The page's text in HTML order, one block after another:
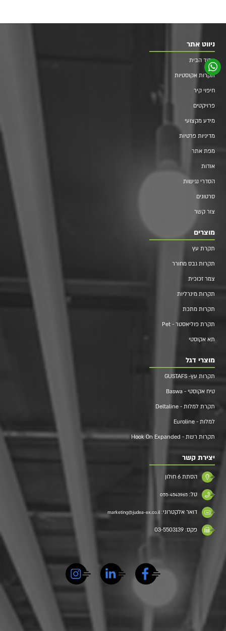
ניווט אתר
עמוד הבית
תקרות אקוסטיות
חיפוי קיר
פרויקטים
מידע מקצועי
מדיניות פרטיות
מפת אתר
אודות
הסדרי נגישות
סרטונים
צור קשר
מוצרים
תקרת עץ
תקרות גבס מחורר
צמר זכוכית
תקרות מינרליות
תקרות מתכת
תקרת פוליאסטר - Pet
תא אקוסטי
מוצרי דגל
תקרות עץ- GUSTAFS
טיח אקוסטי - Baswa
תקרת למלות - Deltaline
למלות - Euroline
תקרות רשת - Hook On Expanded
יצירת קשר
הסתת 6 חולון
טל: 055-4543965
דואר אלקטרוני: marketing@judea-ex.co.il
פקס: 03-5503139